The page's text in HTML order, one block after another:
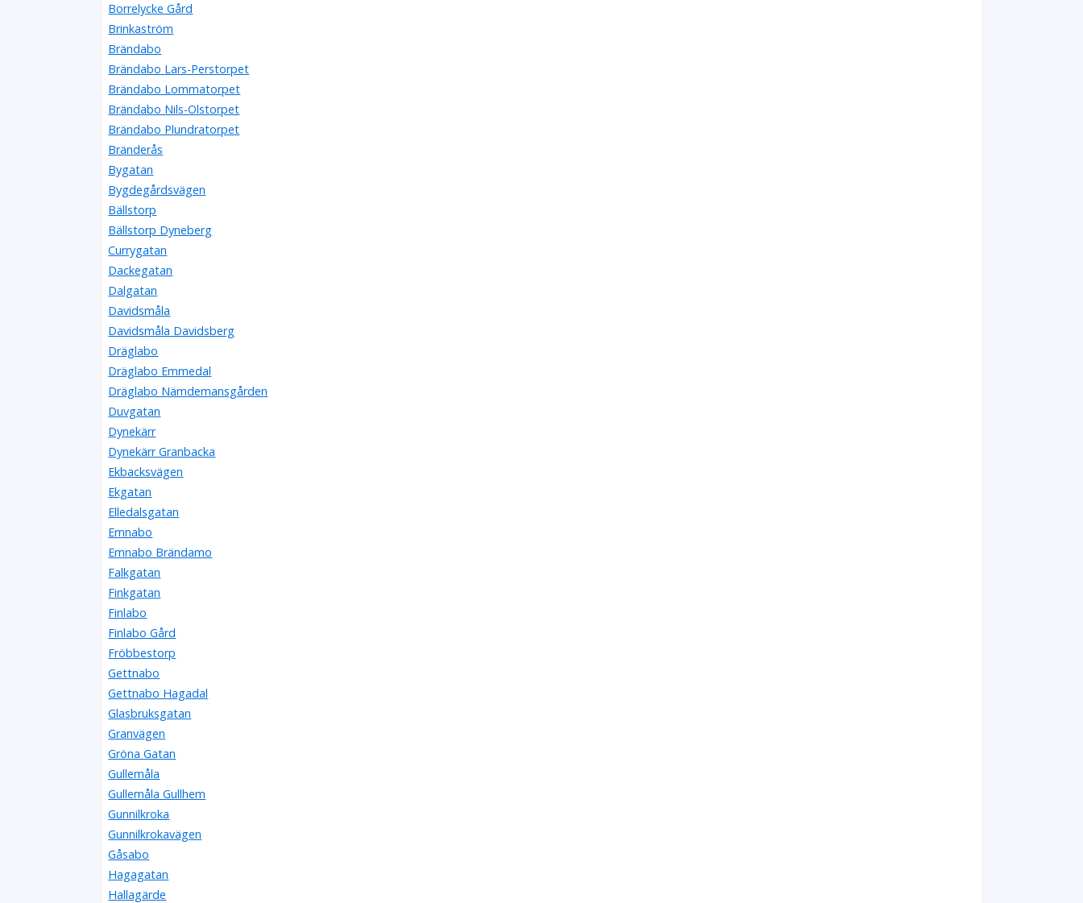
Borrelycke Gård
Brinkaström
Brändabo
Brändabo Lars-Perstorpet
Brändabo Lommatorpet
Brändabo Nils-Olstorpet
Brändabo Plundratorpet
Bränderås
Bygatan
Bygdegårdsvägen
Bällstorp
Bällstorp Dyneberg
Currygatan
Dackegatan
Dalgatan
Davidsmåla
Davidsmåla Davidsberg
Dräglabo
Dräglabo Emmedal
Dräglabo Nämdemansgården
Duvgatan
Dynekärr
Dynekärr Granbacka
Ekbacksvägen
Ekgatan
Elledalsgatan
Emnabo
Emnabo Brändamo
Falkgatan
Finkgatan
Finlabo
Finlabo Gård
Fröbbestorp
Gettnabo
Gettnabo Hagadal
Glasbruksgatan
Granvägen
Gröna Gatan
Gullemåla
Gullemåla Gullhem
Gunnilkroka
Gunnilkrokavägen
Gåsabo
Hagagatan
Hallagärde